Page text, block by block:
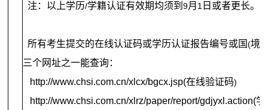
注：以上学历/学籍认证有效期均须到9月 1 日或者更长。
所有考生提交的在线认证码或学历认证报告编号或国(境
三个网址之一能查询：
http://www.chsi.com.cn/xlcx/bgcx.jsp(在线验证码)
http://www.chsi.com.cn/xlrz/paper/report/gdjyxl.action(学